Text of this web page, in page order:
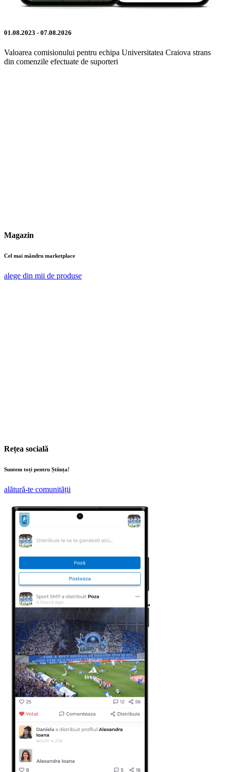
01.08.2023 - 07.08.2026
Valoarea comisionului pentru echipa Universitatea Craiova strans
din comenzile efectuate de suporteri
Magazin
Cel mai mândru marketplace
alege din mii de produse
Rețea socială
Suntem toți pentru Știința!
alătură-te comunității